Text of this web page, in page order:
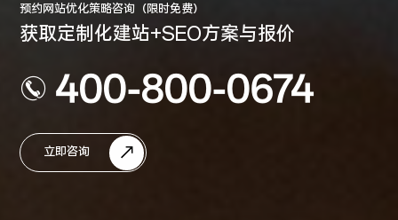
预约网站优化策略咨询（限时免费）
获取定制化建站+SEO方案与报价
400-800-0674
立即咨询